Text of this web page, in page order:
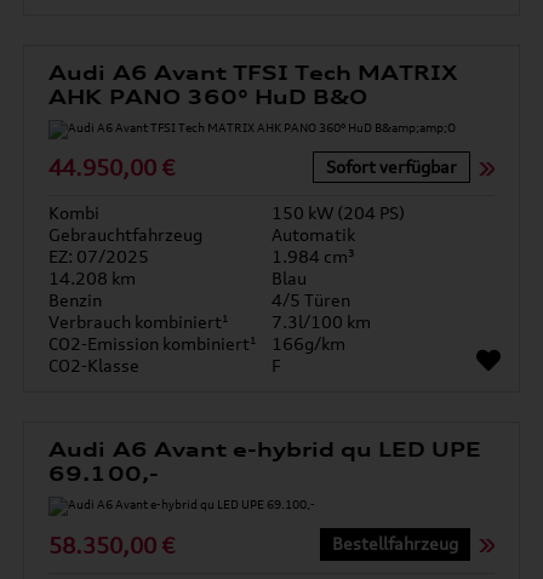
Audi A6 Avant TFSI Tech MATRIX
AHK PANO 360° HuD B&O
44.950,00 € Sofort verfügbar
Kombi
150 kW (204 PS)
Gebrauchtfahrzeug
Automatik
EZ: 07/2025
1.984 cm³
14.208 km
Blau
Benzin
4/5 Türen
Verbrauch kombiniert¹
7.3l/100 km
CO2-Emission kombiniert¹
166g/km
CO2-Klasse
F
Audi A6 Avant e-hybrid qu LED UPE
69.100,-
58.350,00 € Bestellfahrzeug